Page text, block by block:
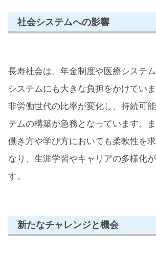
社会システムへの影響
長寿社会は、年金制度や医療システ
システムにも大きな負担をかけてい
非労働世代の比率が変化し、持続可
テムの構築が急務となっています。ま
働き方や学び方においても柔軟性を
なり、生涯学習やキャリアの多様化
す。
新たなチャレンジと機会